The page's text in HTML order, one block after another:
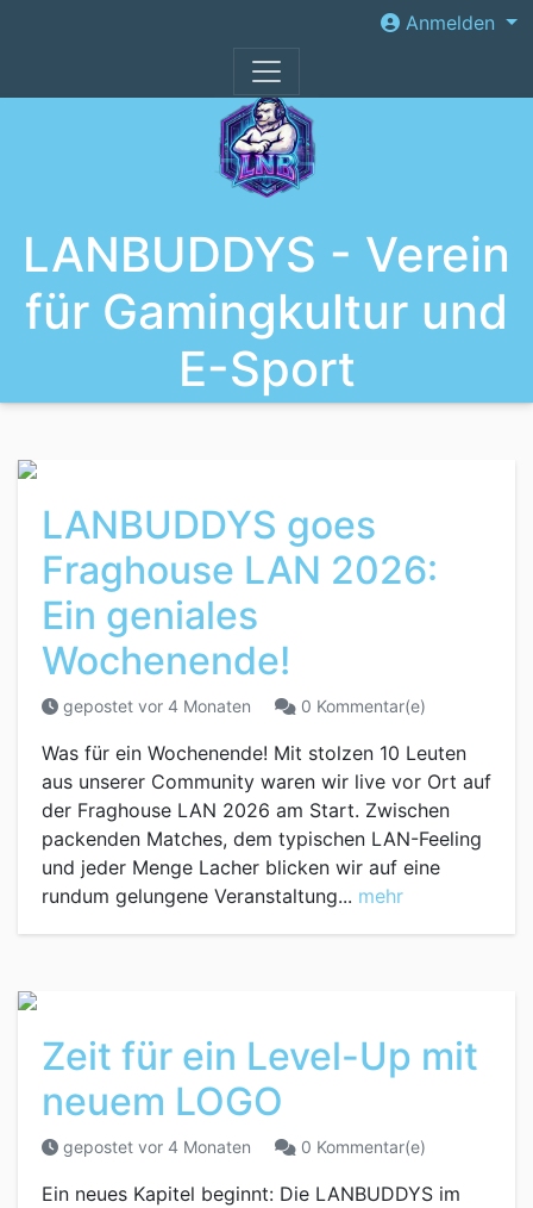
Anmelden
LANBUDDYS - Verein
für Gamingkultur und
E-Sport
LANBUDDYS goes
Fraghouse LAN 2026:
Ein geniales
Wochenende!
gepostet vor 4 Monaten 0 Kommentar(e)
Was für ein Wochenende! Mit stolzen 10 Leuten
aus unserer Community waren wir live vor Ort auf
der Fraghouse LAN 2026 am Start. Zwischen
packenden Matches, dem typischen LAN-Feeling
und jeder Menge Lacher blicken wir auf eine
rundum gelungene Veranstaltung... mehr
Zeit für ein Level-Up mit
neuem LOGO
gepostet vor 4 Monaten 0 Kommentar(e)
Ein neues Kapitel beginnt: Die LANBUDDYS im